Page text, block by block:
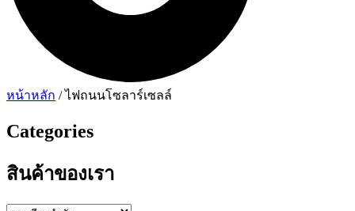
หน้าหลัก / ไฟถนนโซลาร์เซลล์
Categories
สินค้าของเรา